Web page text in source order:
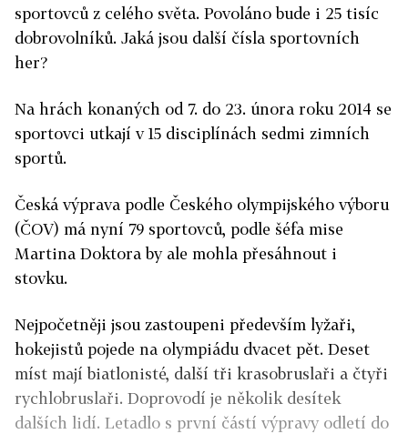
sportovců z celého světa. Povoláno bude i 25 tisíc
dobrovolníků. Jaká jsou další čísla sportovních
her?
Na hrách konaných od 7. do 23. února roku 2014 se
sportovci utkají v 15 disciplínách sedmi zimních
sportů.
Česká výprava podle Českého olympijského výboru
(ČOV) má nyní 79 sportovců, podle šéfa mise
Martina Doktora by ale mohla přesáhnout i
stovku.
Nejpočetněji jsou zastoupeni především lyžaři,
hokejistů pojede na olympiádu dvacet pět. Deset
míst mají biatlonisté, další tři krasobruslaři a čtyři
rychlobruslaři. Doprovodí je několik desítek
dalších lidí. Letadlo s první částí výpravy odletí do